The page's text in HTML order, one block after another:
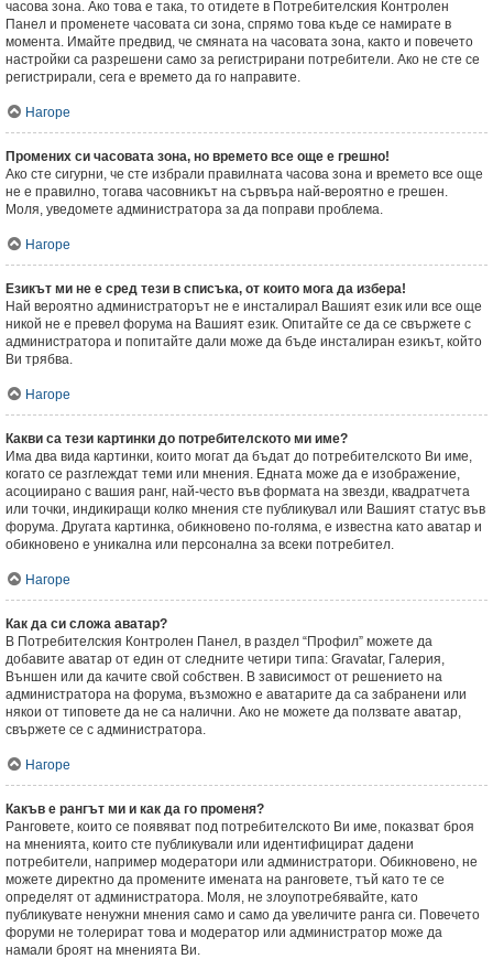
часова зона. Ако това е така, то отидете в Потребителския Контролен
Панел и променете часовата си зона, спрямо това къде се намирате в
момента. Имайте предвид, че смяната на часовата зона, както и повечето
настройки са разрешени само за регистрирани потребители. Ако не сте се
регистрирали, сега е времето да го направите.
Нагоре
Промених си часовата зона, но времето все още е грешно!
Ако сте сигурни, че сте избрали правилната часова зона и времето все още
не е правилно, тогава часовникът на сървъра най-вероятно е грешен.
Моля, уведомете администратора за да поправи проблема.
Нагоре
Езикът ми не е сред тези в списъка, от които мога да избера!
Най вероятно администраторът не е инсталирал Вашият език или все още
никой не е превел форума на Вашият език. Опитайте се да се свържете с
администратора и попитайте дали може да бъде инсталиран езикът, който
Ви трябва.
Нагоре
Какви са тези картинки до потребителското ми име?
Има два вида картинки, които могат да бъдат до потребителското Ви име,
когато се разглеждат теми или мнения. Едната може да е изображение,
асоциирано с вашия ранг, най-често във формата на звезди, квадратчета
или точки, индикиращи колко мнения сте публикувал или Вашият статус във
форума. Другата картинка, обикновено по-голяма, е известна като аватар и
обикновено е уникална или персонална за всеки потребител.
Нагоре
Как да си сложа аватар?
В Потребителския Контролен Панел, в раздел “Профил” можете да
добавите аватар от един от следните четири типа: Gravatar, Галерия,
Външен или да качите свой собствен. В зависимост от решението на
администратора на форума, възможно е аватарите да са забранени или
някои от типовете да не са налични. Ако не можете да ползвате аватар,
свържете се с администратора.
Нагоре
Какъв е рангът ми и как да го променя?
Ранговете, които се появяват под потребителското Ви име, показват броя
на мненията, които сте публикували или идентифицират дадени
потребители, например модератори или администратори. Обикновено, не
можете директно да промените имената на ранговете, тъй като те се
определят от администратора. Моля, не злоупотребявайте, като
публикувате ненужни мнения само и само да увеличите ранга си. Повечето
форуми не толерират това и модератор или администратор може да
намали броят на мненията Ви.